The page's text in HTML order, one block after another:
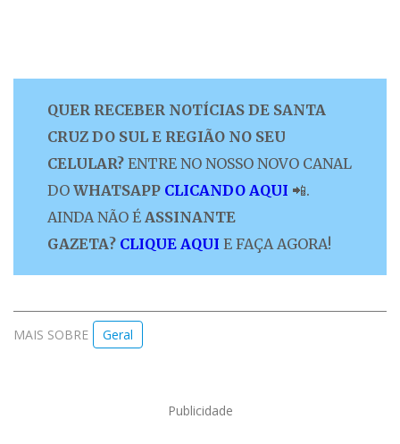
QUER RECEBER NOTÍCIAS DE SANTA
CRUZ DO SUL E REGIÃO NO SEU
CELULAR? ENTRE NO NOSSO NOVO CANAL
DO WHATSAPP CLICANDO AQUI 📲.
AINDA NÃO É ASSINANTE
GAZETA? CLIQUE AQUI E FAÇA AGORA!
MAIS SOBRE Geral
Publicidade